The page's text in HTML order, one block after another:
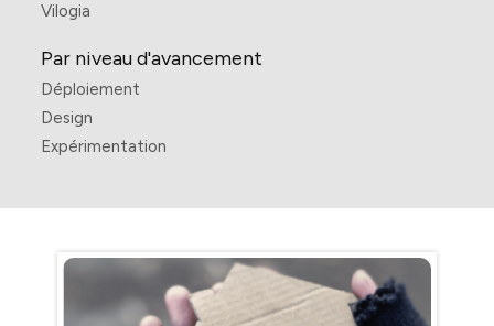
Vilogia
Par niveau d'avancement
Déploiement
Design
Expérimentation